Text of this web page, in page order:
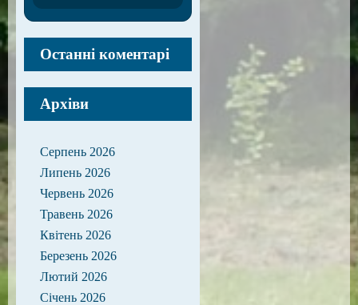
Останні коментарі
Архіви
Серпень 2026
Липень 2026
Червень 2026
Травень 2026
Квітень 2026
Березень 2026
Лютий 2026
Січень 2026